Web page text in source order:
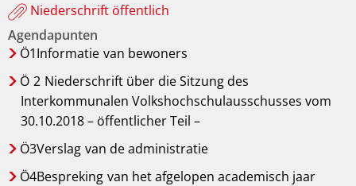
Niederschrift öffentlich
Agendapunten
Ö1Informatie van bewoners
Ö 2 Niederschrift über die Sitzung des
Interkommunalen Volkshochschulausschusses vom
30.10.2018 – öffentlicher Teil –
Ö3Verslag van de administratie
Ö4Bespreking van het afgelopen academisch jaar